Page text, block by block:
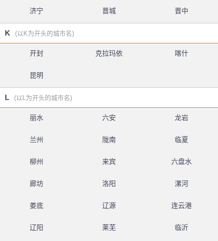
济宁 晋城 晋中
K (以K为开头的城市名)
开封 克拉玛依 喀什
昆明
L (以L为开头的城市名)
丽水 六安 龙岩
兰州 陇南 临夏
柳州 来宾 六盘水
廊坊 洛阳 漯河
娄底 辽源 连云港
辽阳 莱芜 临沂